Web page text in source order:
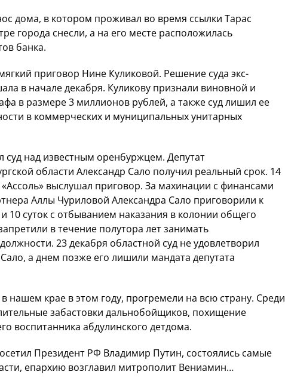
дома, в котором проживал во время ссылки Тарас
города снесли, а на его месте расположилась
банка.
приговор Нине Куликовой. Решение суда экс-
в начале декабря. Куликову признали виновной и
в размере 3 миллионов рублей, а также суд лишил ее
в коммерческих и муниципальных унитарных
суд над известным оренбуржцем. Депутат
области Александр Сало получил реальный срок. 14
выслушал приговор. За махинации с финансами
Аллы Чуриловой Александра Сало приговорили к
суток с отбыванием наказания в колонии общего
в течение полутора лет занимать
23 декабря областной суд не удовлетворил
а днем позже его лишили мандата депутата
нашем крае в этом году, прогремели на всю страну. Среди
забастовки дальнобойщиков, похищение
воспитанника абдулинского детдома.
Президент РФ Владимир Путин, состоялись самые
епархию возглавил митрополит Вениамин…